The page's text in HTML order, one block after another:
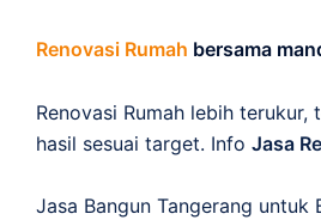
Renovasi Rumah bersama
Renovasi Rumah lebih terukur,
hasil sesuai target. Info Jasa
Jasa Bangun Tangerang untuk